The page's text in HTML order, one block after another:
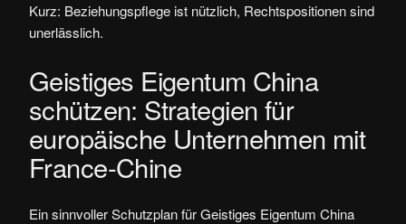
Kurz: Beziehungspflege ist nützlich, Rechtspositionen sind
unerlässlich.
Geistiges Eigentum China
schützen: Strategien für
europäische Unternehmen mit
France-Chine
Ein sinnvoller Schutzplan für Geistiges Eigentum China